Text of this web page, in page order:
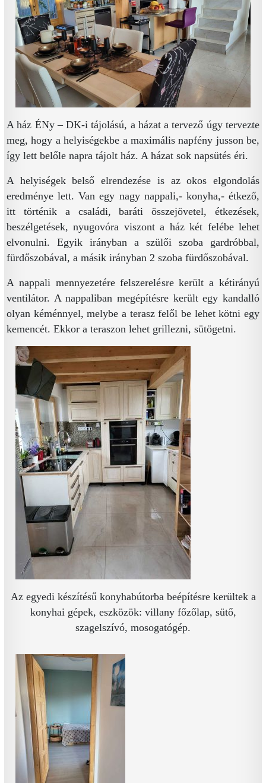
A ház ÉNy – DK-i tájolású, a házat a tervező úgy tervezte
meg, hogy a helyiségekbe a maximális napfény jusson be,
így lett belőle napra tájolt ház. A házat sok napsütés éri.
A helyiségek belső elrendezése is az okos elgondolás
eredménye lett. Van egy nagy nappali,- konyha,- étkező,
itt történik a családi, baráti összejövetel, étkezések,
beszélgetések, nyugovóra viszont a ház két felébe lehet
elvonulni. Egyik irányban a szülői szoba gardróbbal,
fürdőszobával, a másik irányban 2 szoba fürdőszobával.
A nappali mennyezetére felszerelésre került a kétirányú
ventilátor. A nappaliban megépítésre került egy kandalló
olyan kéménnyel, melybe a terasz felől be lehet kötni egy
kemencét. Ekkor a teraszon lehet grillezni, sütögetni.
Az egyedi készítésű konyhabútorba beépítésre kerültek a
konyhai gépek, eszközök: villany főzőlap, sütő,
szagelszívó, mosogatógép.